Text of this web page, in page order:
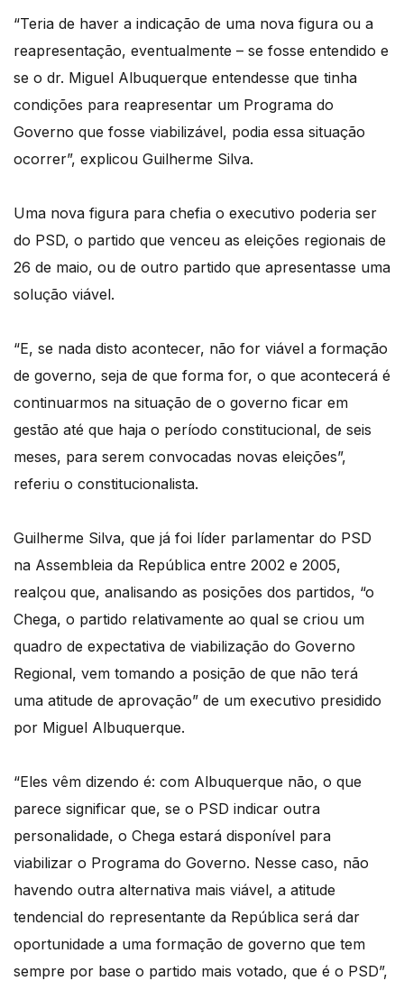
“Teria de haver a indicação de uma nova figura ou a
reapresentação, eventualmente – se fosse entendido e
se o dr. Miguel Albuquerque entendesse que tinha
condições para reapresentar um Programa do
Governo que fosse viabilizável, podia essa situação
ocorrer”, explicou Guilherme Silva.
Uma nova figura para chefia o executivo poderia ser
do PSD, o partido que venceu as eleições regionais de
26 de maio, ou de outro partido que apresentasse uma
solução viável.
“E, se nada disto acontecer, não for viável a formação
de governo, seja de que forma for, o que acontecerá é
continuarmos na situação de o governo ficar em
gestão até que haja o período constitucional, de seis
meses, para serem convocadas novas eleições”,
referiu o constitucionalista.
Guilherme Silva, que já foi líder parlamentar do PSD
na Assembleia da República entre 2002 e 2005,
realçou que, analisando as posições dos partidos, “o
Chega, o partido relativamente ao qual se criou um
quadro de expectativa de viabilização do Governo
Regional, vem tomando a posição de que não terá
uma atitude de aprovação” de um executivo presidido
por Miguel Albuquerque.
“Eles vêm dizendo é: com Albuquerque não, o que
parece significar que, se o PSD indicar outra
personalidade, o Chega estará disponível para
viabilizar o Programa do Governo. Nesse caso, não
havendo outra alternativa mais viável, a atitude
tendencial do representante da República será dar
oportunidade a uma formação de governo que tem
sempre por base o partido mais votado, que é o PSD”,